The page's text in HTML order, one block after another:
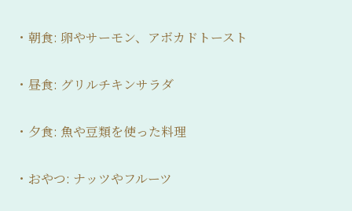
・朝食: 卵やサーモン、アボカドトースト
・昼食: グリルチキンサラダ
・夕食: 魚や豆類を使った料理
・おやつ: ナッツやフルーツ